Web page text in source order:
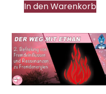
In den Warenkorb